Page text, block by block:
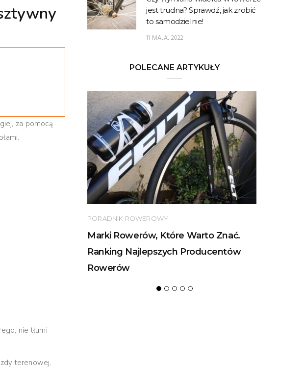
za pomocą
nie tłumi
terenowej,
jest trudna? Sprawdź, jak zrobić
to samodzielnie!
11 MAJA, 2022
POLECANE ARTYKUŁY
PORADNIK ROWEROWY
Marki Rowerów, Które Warto Znać.
Ranking Najlepszych Producentów
Rowerów